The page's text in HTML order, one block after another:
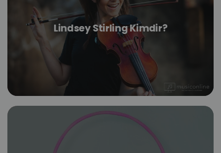
Lindsey Stirling Kimdir?